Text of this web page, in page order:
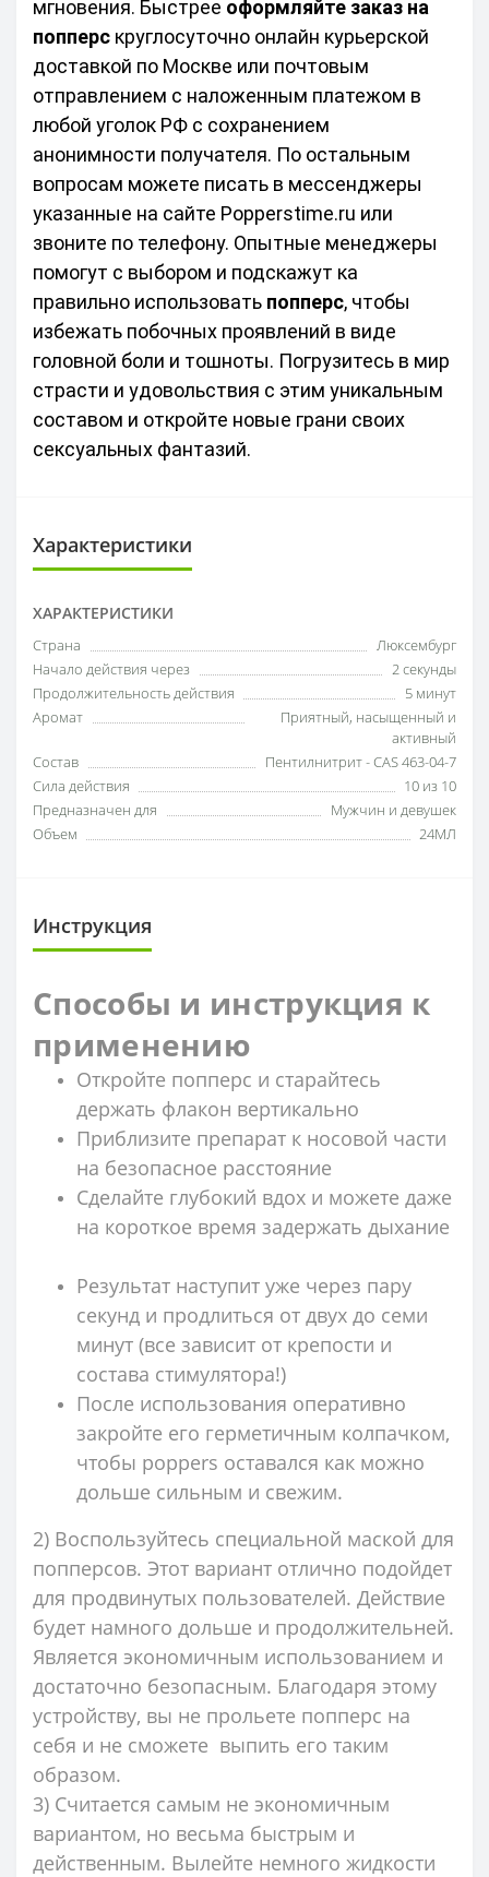
мгновения. Быстрее оформляйте заказ на
попперс круглосуточно онлайн курьерской
доставкой по Москве или почтовым
отправлением с наложенным платежом в
любой уголок РФ с сохранением
анонимности получателя. По остальным
вопросам можете писать в мессенджеры
указанные на сайте Popperstime.ru или
звоните по телефону. Опытные менеджеры
помогут с выбором и подскажут ка
правильно использовать попперс, чтобы
избежать побочных проявлений в виде
головной боли и тошноты. Погрузитесь в мир
страсти и удовольствия с этим уникальным
составом и откройте новые грани своих
сексуальных фантазий.
Характеристики
ХАРАКТЕРИСТИКИ
Страна
Люксембург
Начало действия через
2 секунды
Продолжительность действия
5 минут
Аромат
Приятный, насыщенный и
активный
Состав
Пентилнитрит - CAS 463-04-7
Сила действия
10 из 10
Предназначен для
Мужчин и девушек
Объем
24МЛ
Инструкция
Способы и инструкция к
применению
Откройте попперс и старайтесь
держать флакон вертикально
Приблизите препарат к носовой части
на безопасное расстояние
Сделайте глубокий вдох и можете даже
на короткое время задержать дыхание
Результат наступит уже через пару
секунд и продлиться от двух до семи
минут (все зависит от крепости и
состава стимулятора!)
После использования оперативно
закройте его герметичным колпачком,
чтобы poppers оставался как можно
дольше сильным и свежим.
2) Воспользуйтесь специальной маской для
попперсов. Этот вариант отлично подойдет
для продвинутых пользователей. Действие
будет намного дольше и продолжительней.
Является экономичным использованием и
достаточно безопасным. Благодаря этому
устройству, вы не прольете попперс на
себя и не сможете выпить его таким
образом.
3) Считается самым не экономичным
вариантом, но весьма быстрым и
действенным. Вылейте немного жидкости